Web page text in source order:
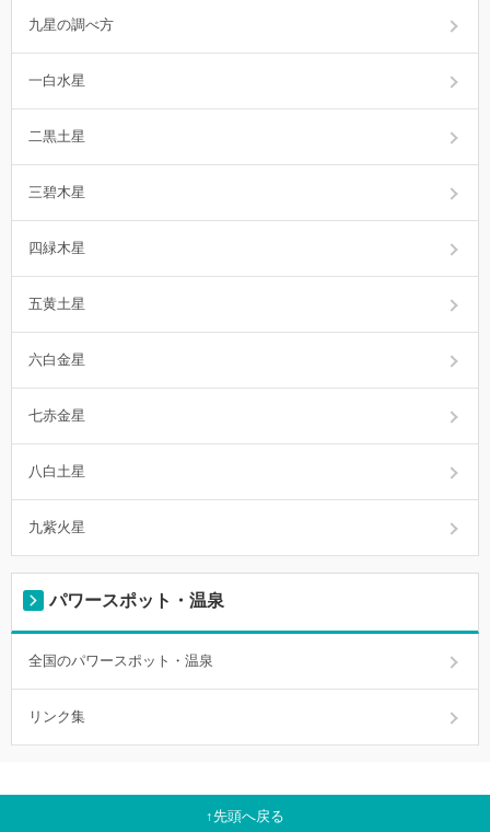
九星の調べ方
一白水星
二黒土星
三碧木星
四緑木星
五黄土星
六白金星
七赤金星
八白土星
九紫火星
パワースポット・温泉
全国のパワースポット・温泉
リンク集
先頭へ戻る